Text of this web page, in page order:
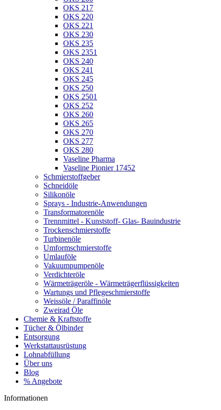
OKS 217
OKS 220
OKS 221
OKS 230
OKS 235
OKS 2351
OKS 240
OKS 241
OKS 245
OKS 250
OKS 2501
OKS 252
OKS 260
OKS 265
OKS 270
OKS 277
OKS 280
Vaseline Pharma
Vaseline Pionier 17452
Schmierstoffgeber
Schneidöle
Silikonöle
Sprays - Industrie-Anwendungen
Transformatorenöle
Trennmittel - Kunststoff- Glas- Bauindustrie
Trockenschmierstoffe
Turbinenöle
Umformschmierstoffe
Umlauföle
Vakuumpumpenöle
Verdichteröle
Wärmeträgeröle - Wärmeträgerflüssigkeiten
Wartungs und Pflegeschmierstoffe
Weissöle / Paraffinöle
Zweirad Öle
Chemie & Kraftstoffe
Tücher & Ölbinder
Entsorgung
Werkstattausrüstung
Lohnabfüllung
Über uns
Blog
% Angebote
Informationen